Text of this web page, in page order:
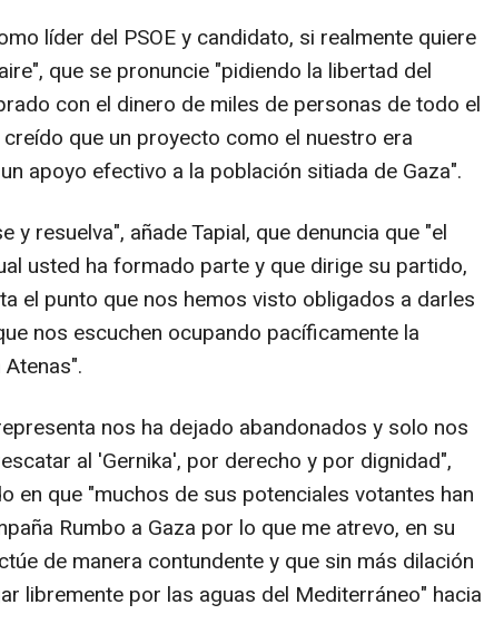
líder del PSOE y candidato, si realmente quiere
que se pronuncie "pidiendo la libertad del
con el dinero de miles de personas de todo el
que un proyecto como el nuestro era
apoyo efectivo a la población sitiada de Gaza".
y resuelva", añade Tapial, que denuncia que "el
usted ha formado parte y que dirige su partido,
el punto que nos hemos visto obligados a darles
nos escuchen ocupando pacíficamente la
nos ha dejado abandonados y solo nos
al 'Gernika', por derecho y por dignidad",
en que "muchos de sus potenciales votantes han
Rumbo a Gaza por lo que me atrevo, en su
de manera contundente y que sin más dilación
libremente por las aguas del Mediterráneo" hacia